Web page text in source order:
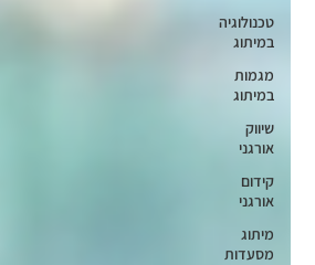
טכנולוגיה
במיתוג
מגמות
במיתוג
שיווק
אורגני
קידום
אורגני
מיתוג
מסעדות